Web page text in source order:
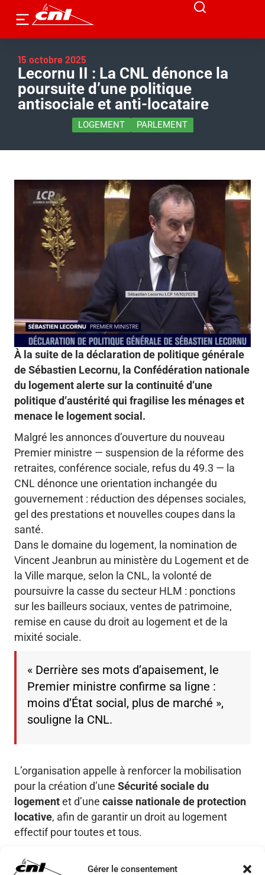
Gérer le consentement
15 octobre 2025
Lecornu II : La CNL dénonce la
poursuite d’une politique
antisociale et anti-locataire
LOGEMENT PARLEMENT
À la suite de la déclaration de politique générale
de Sébastien Lecornu, la Confédération nationale
du logement alerte sur la continuité d’une
politique d’austérité qui fragilise les ménages et
menace le logement social.
Malgré les annonces d’ouverture du nouveau
Premier ministre — suspension de la réforme des
retraites, conférence sociale, refus du 49.3 — la
CNL dénonce une orientation inchangée du
gouvernement : réduction des dépenses sociales,
gel des prestations et nouvelles coupes dans la
santé.
Dans le domaine du logement, la nomination de
Vincent Jeanbrun au ministère du Logement et de
la Ville marque, selon la CNL, la volonté de
poursuivre la casse du secteur HLM : ponctions
sur les bailleurs sociaux, ventes de patrimoine,
remise en cause du droit au logement et de la
mixité sociale.
« Derrière ses mots d’apaisement, le
Premier ministre confirme sa ligne :
moins d’État social, plus de marché »,
souligne la CNL.
L’organisation appelle à renforcer la mobilisation
pour la création d’une Sécurité sociale du
logementet d’une caisse nationale de protection
locative, afin de garantir un droit au logement
effectif pour toutes et tous.